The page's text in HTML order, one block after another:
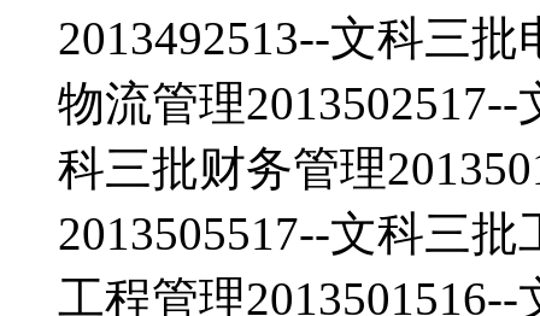
2013492513--文科三
物流管理
科三批财务管理
2013505517--文科三
工程管理